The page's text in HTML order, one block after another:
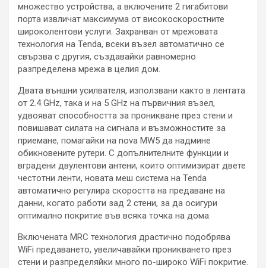
множество устройства, а включените 2 гигабитови
порта извличат максимума от високоскоростните
широколентови услуги. Захранван от мрежовата
технология на Tenda, всеки възел автоматично се
свързва с другия, създавайки равномерно
разпределена мрежа в целия дом.
Двата външни усилвателя, използвани както в лентата
от 2.4 GHz, така и на 5 GHz на първичния възел,
удвояват способността за проникване през стени и
повишават силата на сигнала и възможностите за
приемане, помагайки на nova MW5 да надмине
обикновените рутери. С допълнителните функции и
вградени двулентови антени, които оптимизират двете
честотни ленти, новата меш система на Tenda
автоматично регулира скоростта на предаване на
данни, когато работи зад 2 стени, за да осигури
оптимално покритие във всяка точка на дома.
Включената MRC технология драстично подобрява
WiFi предаването, увеличавайки проникването през
стени и разпределяйки много по-широко WiFi покритие.